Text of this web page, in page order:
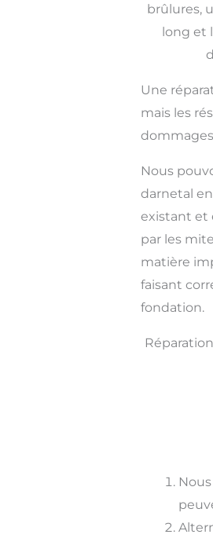
brûlures,
long et
Une
mais les
Nous
darnetal
existant et
par les
matière
faisant
fondation.